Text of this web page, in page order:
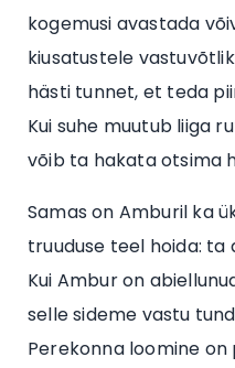
kogemusi avastada
kiusatustele
hästi tunnet, et teda
Kui suhe muutub liiga
võib ta hakata otsima
Samas on Amburil ka
truuduse teel hoida: ta
Kui Ambur on
selle sideme vastu
Perekonna loomine